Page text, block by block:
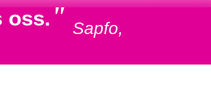
oss." Sapfo,